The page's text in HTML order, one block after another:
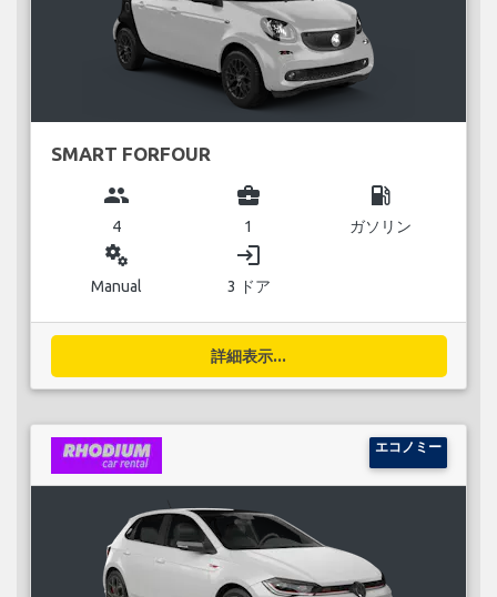
SMART FORFOUR
group
4
business_center
1
local_gas_station
ガソリン
miscellaneous_services
Manual
login
3 ドア
詳細表示...
エコノミー